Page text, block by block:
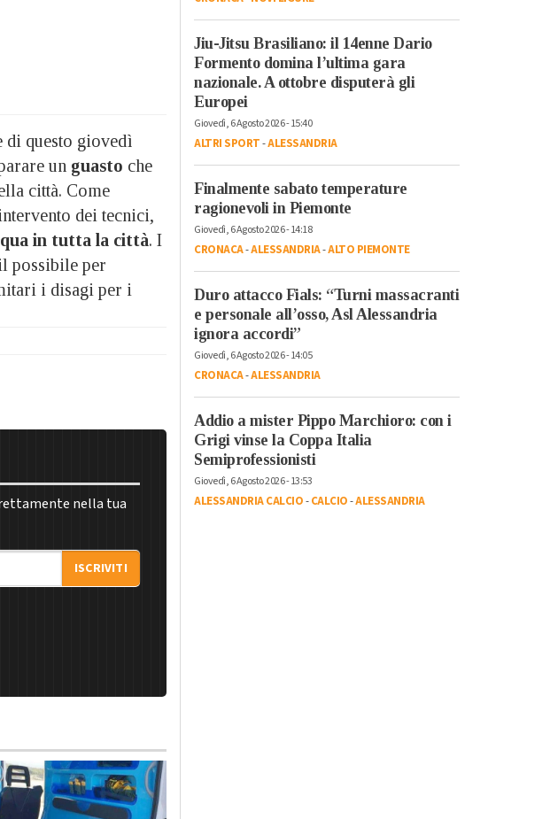
di questo giovedì
un guasto che
città. Come
dei tecnici,
in tutta la città. I
possibile per
i disagi per i
nella tua
ISCRIVITI
Jiu-Jitsu Brasiliano: il 14enne Dario
Formento domina l’ultima gara
nazionale. A ottobre disputerà gli
Europei
Giovedì, 6 Agosto 2026 - 15:40
ALTRI SPORT-ALESSANDRIA
Finalmente sabato temperature
ragionevoli in Piemonte
Giovedì, 6 Agosto 2026 - 14:18
CRONACA-ALESSANDRIA-ALTO PIEMONTE
Duro attacco Fials: “Turni massacranti
e personale all’osso, Asl Alessandria
ignora accordi”
Giovedì, 6 Agosto 2026 - 14:05
CRONACA-ALESSANDRIA
Addio a mister Pippo Marchioro: con i
Grigi vinse la Coppa Italia
Semiprofessionisti
Giovedì, 6 Agosto 2026 - 13:53
ALESSANDRIA CALCIO-CALCIO-ALESSANDRIA